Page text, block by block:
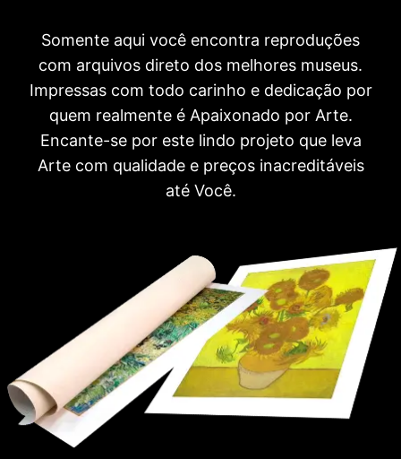
Somente aqui você encontra reproduções
com arquivos direto dos melhores museus.
Impressas com todo carinho e dedicação por
quem realmente é Apaixonado por Arte.
Encante-se por este lindo projeto que leva
Arte com qualidade e preços inacreditáveis
até Você.